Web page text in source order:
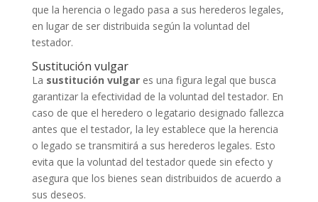
que la herencia o legado pasa a sus herederos legales,
en lugar de ser distribuida según la voluntad del
testador.
Sustitución vulgar
La sustitución vulgares una figura legal que busca
garantizar la efectividad de la voluntad del testador. En
caso de que el heredero o legatario designado fallezca
antes que el testador, la ley establece que la herencia
o legado se transmitirá a sus herederos legales. Esto
evita que la voluntad del testador quede sin efecto y
asegura que los bienes sean distribuidos de acuerdo a
sus deseos.